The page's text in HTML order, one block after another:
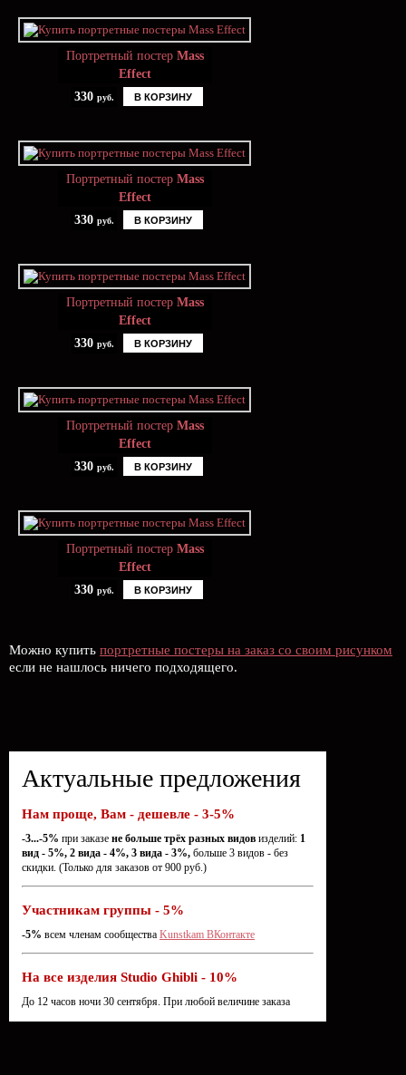
Портретный постер Mass
Effect
330 руб. В КОРЗИНУ
Портретный постер Mass
Effect
330 руб. В КОРЗИНУ
Портретный постер Mass
Effect
330 руб. В КОРЗИНУ
Портретный постер Mass
Effect
330 руб. В КОРЗИНУ
Портретный постер Mass
Effect
330 руб. В КОРЗИНУ
Можно купить портретные постеры на заказ со своим рисунком
если не нашлось ничего подходящего.
Актуальные предложения
Нам проще, Вам - дешевле - 3-5%
-3...-5% при заказе не больше трёх разных видов изделий: 1
вид - 5%, 2 вида - 4%, 3 вида - 3%, больше 3 видов - без
скидки. (Только для заказов от 900 руб.)
Участникам группы - 5%
-5% всем членам сообщества Kunstkam ВКонтакте
На все изделия Studio Ghibli - 10%
До 12 часов ночи 30 сентября. При любой величине заказа